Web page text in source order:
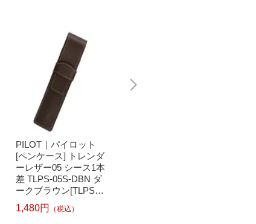
PILOT｜パイロット
[ペンケース] トレンダ
ーレザー05 シース1本
差 TLPS-05S-DBN ダ
ークブラウン[TLPS05
SDBN]
1,480円 （税込）